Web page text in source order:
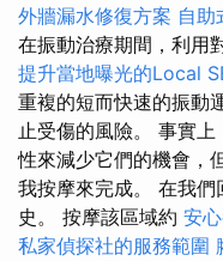
外牆漏水修復方案 自助
在振動治療期間，利用
提升當地曝光的Local
重複的短而快速的振動
止受傷的風險。 事實
性來減少它們的機會，
我按摩來完成。 在我
史。 按摩該區域約 安
私家偵探社的服務範圍